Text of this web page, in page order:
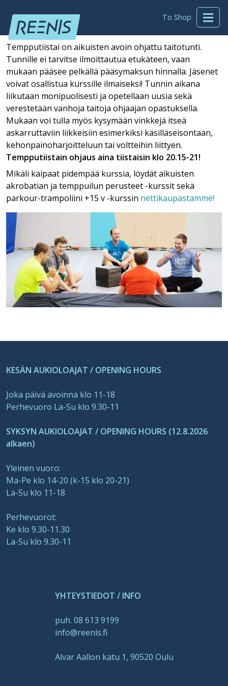
To Shop
Tempputiistai on aikuisten avoin ohjattu taitotunti.
Tunnille ei tarvitse ilmoittautua etukäteen, vaan
mukaan pääsee pelkällä pääsymaksun hinnalla. Jäsenet
voivat osallistua kurssille ilmaiseksi! Tunnin aikana
liikutaan monipuolisesti ja opetellaan uusia sekä
verestetään vanhoja taitoja ohjaajan opastuksella.
Mukaan voi tulla myös kysymään vinkkejä itseä
askarruttaviin liikkeisiin esimerkiksi käsilläseisontaan,
kehonpainoharjoitteluun tai voltteihin liittyen.
Tempputiistain ohjaus aina tiistaisin klo 20.15-21!
Mikäli kaipaat pidempää kurssia, löydät aikuisten
akrobatian ja temppuilun perusteet -kurssit sekä
parkour-trampoliini +15 v -kurssin nettikaupastamme!
KESÄN AUKIOLOAJAT / OPENING HOURS
Joka päivä avoinna klo 11-18
Perhevuoro La-Su klo 9.30-11
SYKSYN AUKIOLOAJAT / OPENING HOURS (12.8.2026
alkaen)
Yleinen vuoro:
Ma-Pe klo 14-20 (k-15 klo 20-21)
La-Su klo 11-18
Perhevuorot:
Ke klo 9.30-11.30
La-Su klo 9.30-11
YHTEYSTIEDOT / INFO
puh. 08 613 9199
info@reenis.fi
Alvar Aallon katu 1, 90520 Oulu